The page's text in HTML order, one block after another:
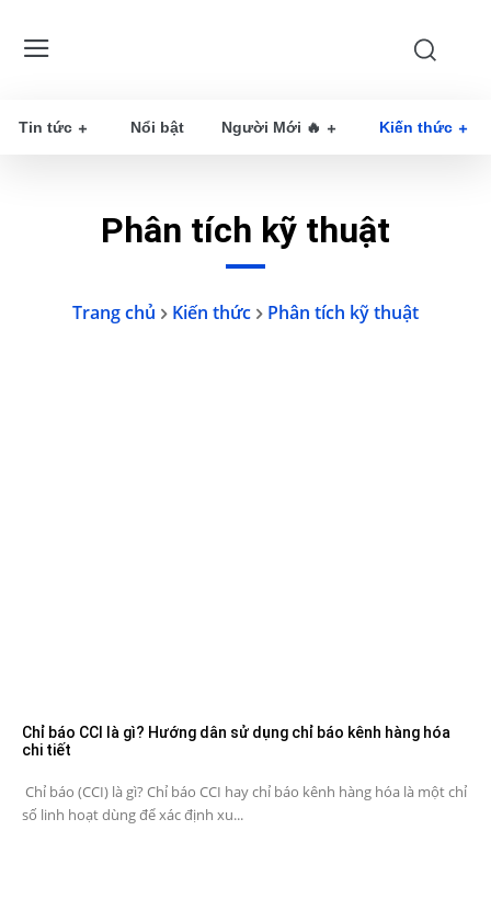
Tin tức Nổi bật Người Mới 🔥 Kiến thức
Phân tích kỹ thuật
Trang chủ Kiến thức Phân tích kỹ thuật
Chỉ báo CCI là gì? Hướng dân sử dụng chỉ báo kênh hàng hóa
chi tiết
Chỉ báo (CCI) là gì? Chỉ báo CCI hay chỉ báo kênh hàng hóa là một chỉ
số linh hoạt dùng để xác định xu...